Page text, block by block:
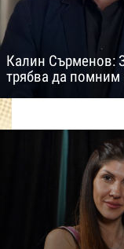
Калин Сърменов:
трябва да помним